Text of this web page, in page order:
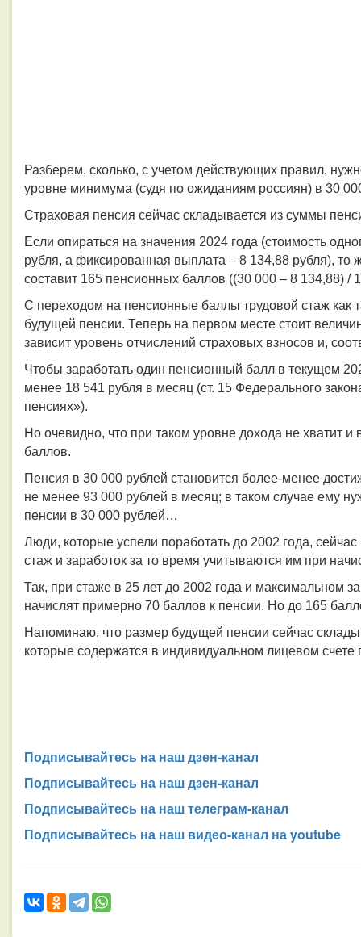
Разберем, сколько, с учетом действующих правил,
уровне минимума (судя по ожиданиям россиян) в 30
Страховая пенсия сейчас складывается из суммы
Если опираться на значения 2024 года (стоимость
рубля, а фиксированная выплата – 8 134,88 рубля), то
составит 165 пенсионных баллов ((30 000 – 8 134,88) /
С переходом на пенсионные баллы трудовой стаж как
будущей пенсии. Теперь на первом месте стоит
зависит уровень отчислений страховых взносов и,
Чтобы заработать один пенсионный балл в текущем
менее 18 541 рубля в месяц (ст. 15 Федерального
пенсиях»).
Но очевидно, что при таком уровне дохода не хватит
баллов.
Пенсия в 30 000 рублей становится более-менее
не менее 93 000 рублей в месяц; в таком случае ему
пенсии в 30 000 рублей…
Люди, которые успели поработать до 2002 года,
стаж и заработок за то время учитываются им при
Так, при стаже в 25 лет до 2002 года и максимальном
начислят примерно 70 баллов к пенсии. Но до 165
Напоминаю, что размер будущей пенсии сейчас
которые содержатся в индивидуальном лицевом счете
Подписывайтесь на наш дзен-канал
Подписывайтесь на наш дзен-канал
Подписывайтесь на наш телеграм-канал
Подписывайтесь на наш видео-канал на youtube